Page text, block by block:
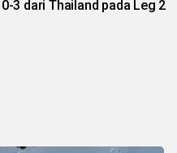
3 dari Thailand pada Leg 2